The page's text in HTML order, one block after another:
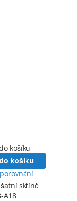
košíku
košíku
skříně
A18